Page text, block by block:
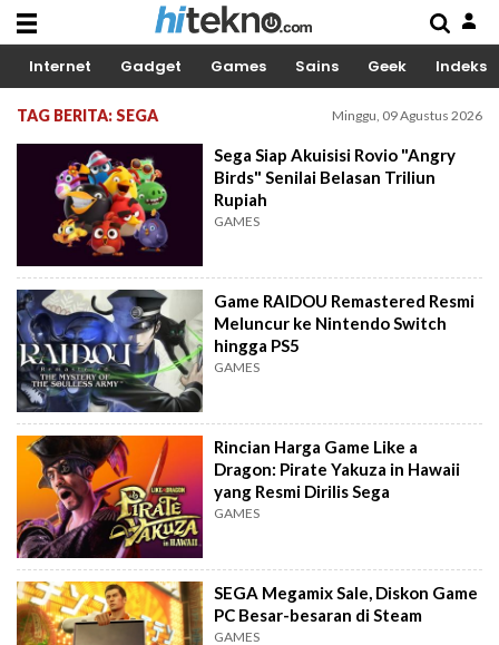
Internet Gadget Games Sains Geek Indeks
TAG BERITA: SEGA Minggu, 09 Agustus 2026
Sega Siap Akuisisi Rovio "Angry
Birds" Senilai Belasan Triliun
Rupiah
GAMES
Game RAIDOU Remastered Resmi
Meluncur ke Nintendo Switch
hingga PS5
GAMES
Rincian Harga Game Like a
Dragon: Pirate Yakuza in Hawaii
yang Resmi Dirilis Sega
GAMES
SEGA Megamix Sale, Diskon Game
PC Besar-besaran di Steam
GAMES